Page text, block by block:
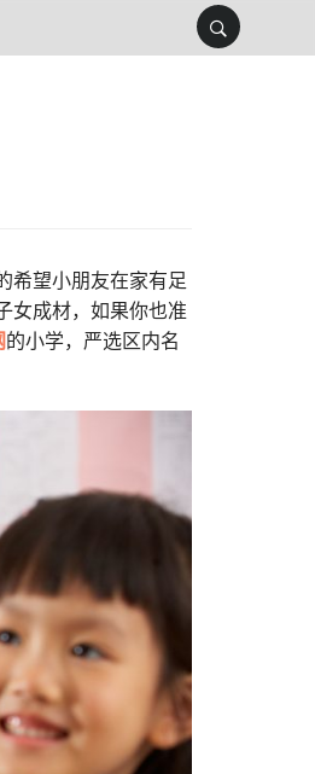
希望小朋友在家有足
女成材，如果你也准
的小学，严选区内名